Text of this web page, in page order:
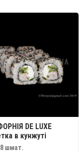
DE LUXE
в кунжуті
8 шмат.